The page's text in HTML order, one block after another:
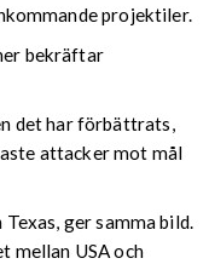
projektiler.
bekräftar
det har förbättrats,
attacker mot mål
ger samma bild.
mellan USA och